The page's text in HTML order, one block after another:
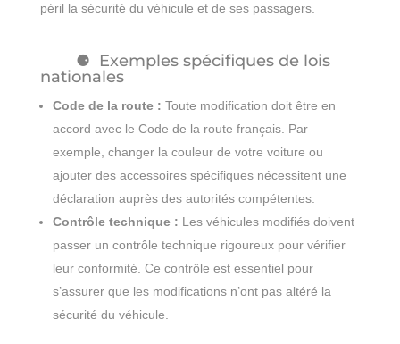
péril la sécurité du véhicule et de ses passagers.
Exemples spécifiques de lois
nationales
Code de la route : Toute modification doit être en
accord avec le Code de la route français. Par
exemple, changer la couleur de votre voiture ou
ajouter des accessoires spécifiques nécessitent une
déclaration auprès des autorités compétentes.
Contrôle technique : Les véhicules modifiés doivent
passer un contrôle technique rigoureux pour vérifier
leur conformité. Ce contrôle est essentiel pour
s’assurer que les modifications n’ont pas altéré la
sécurité du véhicule.